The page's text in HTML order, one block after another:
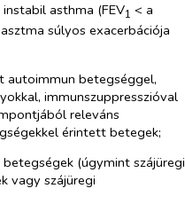
asthma (FEV1 < a
súlyos exacerbációja
betegséggel,
immunszuppresszióval
releváns
érintett betegek;
(úgymint szájüregi
vagy szájüregi